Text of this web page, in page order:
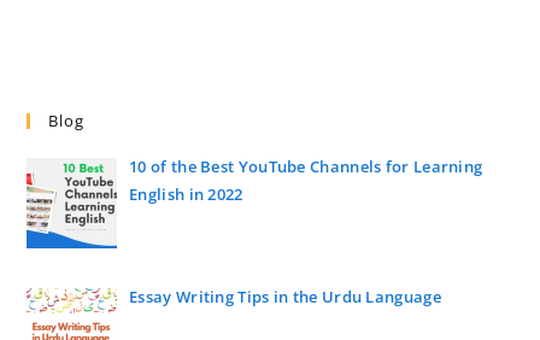
Blog
10 of the Best YouTube Channels for Learning
English in 2022
Essay Writing Tips in the Urdu Language